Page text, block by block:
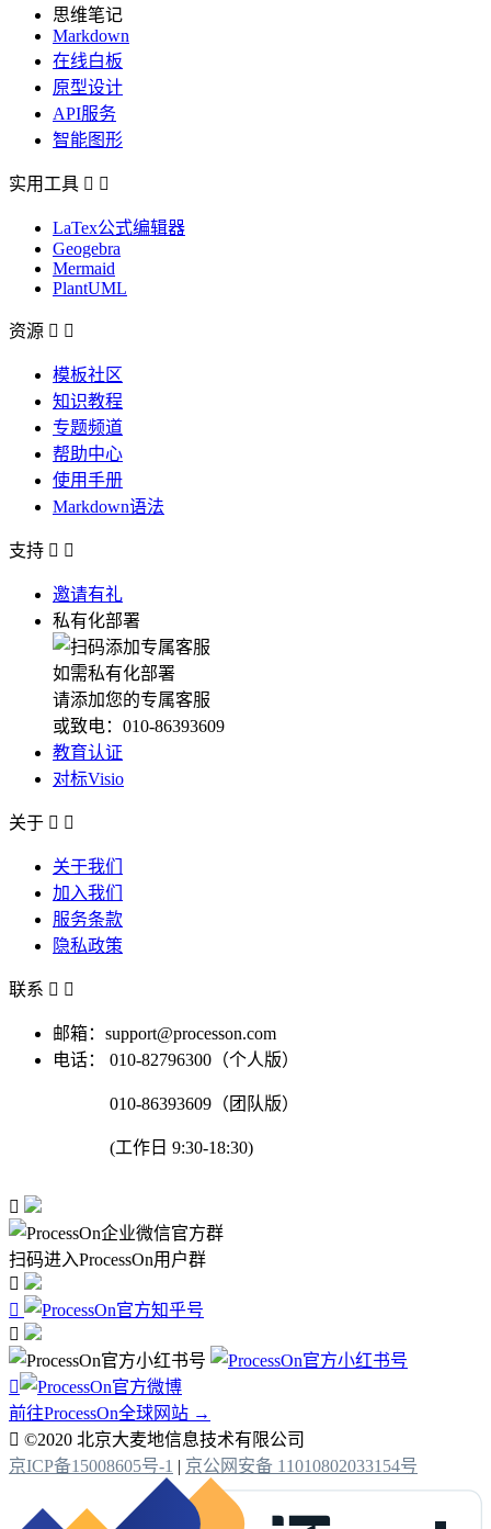
思维笔记
Markdown
在线白板
原型设计
API服务
智能图形
实用工具  
LaTex公式编辑器
Geogebra
Mermaid
PlantUML
资源  
模板社区
知识教程
专题频道
帮助中心
使用手册
Markdown语法
支持  
邀请有礼
私有化部署
如需私有化部署
请添加您的专属客服
或致电：010-86393609
教育认证
对标Visio
关于  
关于我们
加入我们
服务条款
隐私政策
联系  
邮箱：support@processon.com
电话：
010-82796300（个人版）
010-86393609（团队版）
(工作日 9:30-18:30)

扫码进入ProcessOn用户群




前往ProcessOn全球网站 →
 ©2020 北京大麦地信息技术有限公司
京ICP备15008605号-1 | 京公网安备 11010802033154号